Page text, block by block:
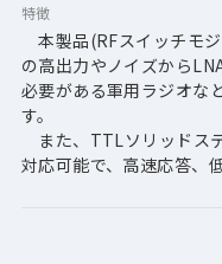
特徴
本製品(RFスイッチモ
の高出力やノイズから
必要がある軍用ラジオな
す。
また、TTLソリッドス
対応可能で、高速応答、